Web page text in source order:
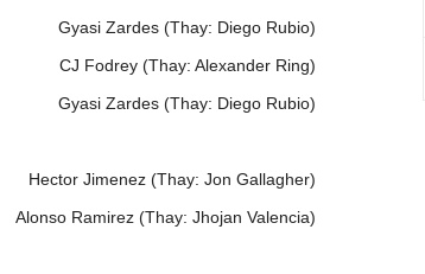
Gyasi Zardes (Thay: Diego Rubio)
CJ Fodrey (Thay: Alexander Ring)
Gyasi Zardes (Thay: Diego Rubio)
Hector Jimenez (Thay: Jon Gallagher)
Alonso Ramirez (Thay: Jhojan Valencia)